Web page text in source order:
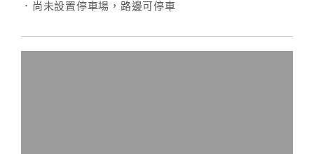
．尚未設置停車場，路邊可停車